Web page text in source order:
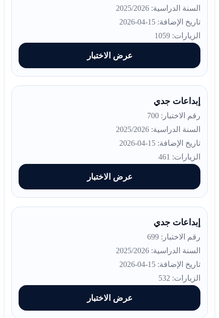
السنة الدراسية: 2025/2026
تاريخ الإضافة: 15-04-2026
الزيارات: 1059
عرض الاختبار
إبداعات جدي
رقم الاختبار: 700
السنة الدراسية: 2025/2026
تاريخ الإضافة: 15-04-2026
الزيارات: 461
عرض الاختبار
إبداعات جدي
رقم الاختبار: 699
السنة الدراسية: 2025/2026
تاريخ الإضافة: 15-04-2026
الزيارات: 532
عرض الاختبار